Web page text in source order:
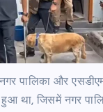
पालिका और
था, जिसमें नगर